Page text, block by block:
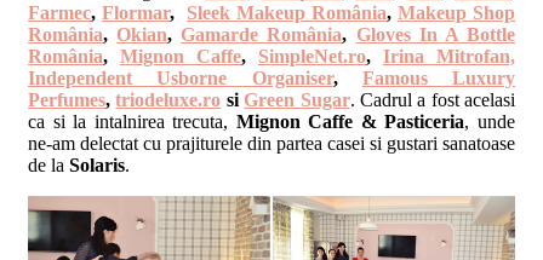
Farmec, Flormar, Sleek Makeup România, Makeup Shop
România,Okian, Gamarde România, Gloves In A Bottle
România, Mignon Caffe, SimpleNet.ro, Irina Mitrofan,
Independent Usborne Organiser, Famous Luxury
Perfumes,triodeluxe.ro si Green Sugar. Cadrul a fost acelasi
ca si la intalnirea trecuta, Mignon Caffe & Pasticeria, unde
ne-am delectat cu prajiturele din partea casei si gustari sanatoase
de la Solaris.